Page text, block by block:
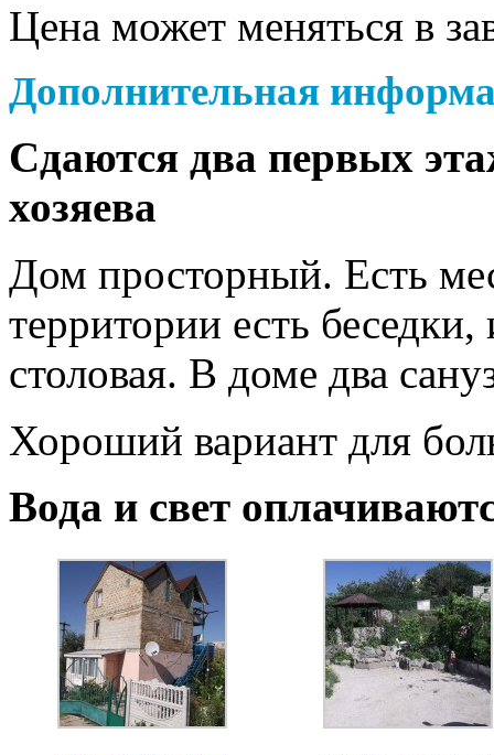
Цена может меняться в
Дополнительная
Сдаются два первых
хозяева
Дом просторный. Есть
территории есть
столовая. В доме два
Хороший вариант для
Вода и свет